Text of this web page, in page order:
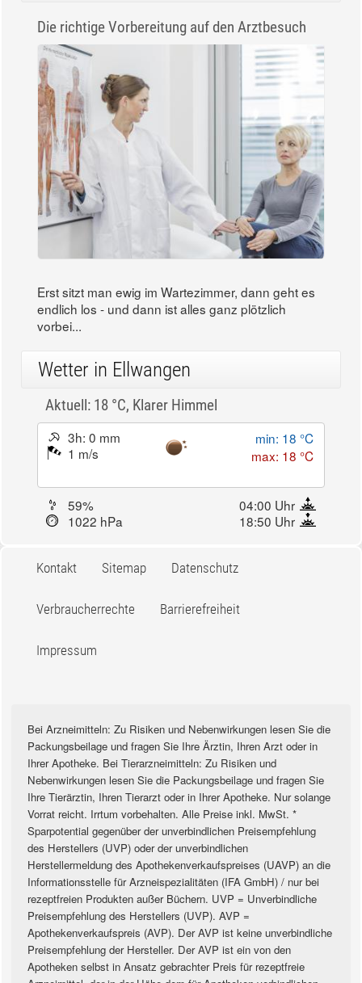
Die richtige Vorbereitung auf den Arztbesuch
Erst sitzt man ewig im Wartezimmer, dann geht es
endlich los - und dann ist alles ganz plötzlich
vorbei...
Wetter in Ellwangen
Aktuell: 18 °C, Klarer Himmel
3h: 0 mm
1 m/s
min: 18 °C
max: 18 °C
59%
04:00 Uhr
1022 hPa
18:50 Uhr
Kontakt Sitemap Datenschutz
Verbraucherrechte Barrierefreiheit
Impressum
Bei Arzneimitteln: Zu Risiken und Nebenwirkungen lesen Sie die
Packungsbeilage und fragen Sie Ihre Ärztin, Ihren Arzt oder in
Ihrer Apotheke. Bei Tierarzneimitteln: Zu Risiken und
Nebenwirkungen lesen Sie die Packungsbeilage und fragen Sie
Ihre Tierärztin, Ihren Tierarzt oder in Ihrer Apotheke. Nur solange
Vorrat reicht. Irrtum vorbehalten. Alle Preise inkl. MwSt. *
Sparpotential gegenüber der unverbindlichen Preisempfehlung
des Herstellers (UVP) oder der unverbindlichen
Herstellermeldung des Apothekenverkaufspreises (UAVP) an die
Informationsstelle für Arzneispezialitäten (IFA GmbH) / nur bei
rezeptfreien Produkten außer Büchern. UVP = Unverbindliche
Preisempfehlung des Herstellers (UVP). AVP =
Apothekenverkaufspreis (AVP). Der AVP ist keine unverbindliche
Preisempfehlung der Hersteller. Der AVP ist ein von den
Apotheken selbst in Ansatz gebrachter Preis für rezeptfreie